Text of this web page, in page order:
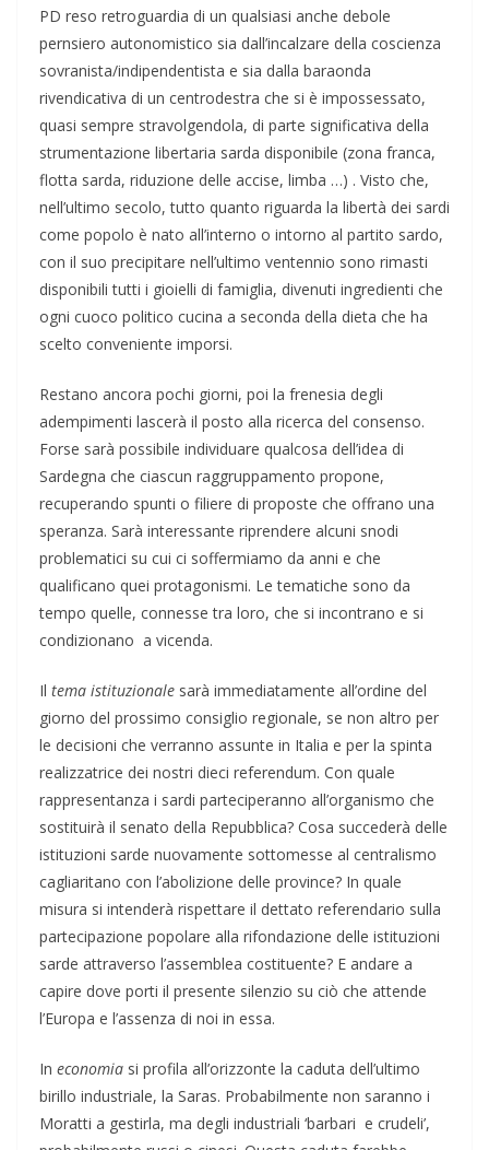
PD reso retroguardia di un qualsiasi anche debole
pernsiero autonomistico sia dall’incalzare della coscienza
sovranista/indipendentista e sia dalla baraonda
rivendicativa di un centrodestra che si è impossessato,
quasi sempre stravolgendola, di parte significativa della
strumentazione libertaria sarda disponibile (zona franca,
flotta sarda, riduzione delle accise, limba …) . Visto che,
nell’ultimo secolo, tutto quanto riguarda la libertà dei sardi
come popolo è nato all’interno o intorno al partito sardo,
con il suo precipitare nell’ultimo ventennio sono rimasti
disponibili tutti i gioielli di famiglia, divenuti ingredienti che
ogni cuoco politico cucina a seconda della dieta che ha
scelto conveniente imporsi.
Restano ancora pochi giorni, poi la frenesia degli
adempimenti lascerà il posto alla ricerca del consenso.
Forse sarà possibile individuare qualcosa dell’idea di
Sardegna che ciascun raggruppamento propone,
recuperando spunti o filiere di proposte che offrano una
speranza. Sarà interessante riprendere alcuni snodi
problematici su cui ci soffermiamo da anni e che
qualificano quei protagonismi. Le tematiche sono da
tempo quelle, connesse tra loro, che si incontrano e si
condizionano a vicenda.
Il tema istituzionale sarà immediatamente all’ordine del
giorno del prossimo consiglio regionale, se non altro per
le decisioni che verranno assunte in Italia e per la spinta
realizzatrice dei nostri dieci referendum. Con quale
rappresentanza i sardi parteciperanno all’organismo che
sostituirà il senato della Repubblica? Cosa succederà delle
istituzioni sarde nuovamente sottomesse al centralismo
cagliaritano con l’abolizione delle province? In quale
misura si intenderà rispettare il dettato referendario sulla
partecipazione popolare alla rifondazione delle istituzioni
sarde attraverso l’assemblea costituente? E andare a
capire dove porti il presente silenzio su ciò che attende
l’Europa e l’assenza di noi in essa.
In economia si profila all’orizzonte la caduta dell’ultimo
birillo industriale, la Saras. Probabilmente non saranno i
Moratti a gestirla, ma degli industriali ‘barbari e crudeli’,